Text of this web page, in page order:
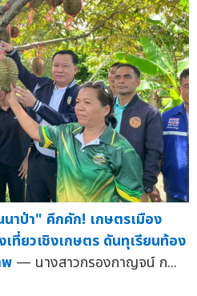
าป่า" คึกคัก! เกษตรเมือง
ที่ยวเชิงเกษตร ดันทุเรียนท้อง
— นางสาวกรองกาญจน์ ก...